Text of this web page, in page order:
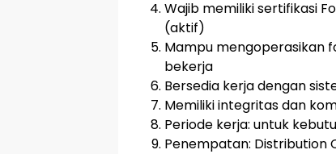
Wajib memiliki sertifikasi
(aktif)
Mampu mengoperasikan
bekerja
Bersedia kerja dengan
Memiliki integritas dan
Periode kerja: untuk
Penempatan: Distribution